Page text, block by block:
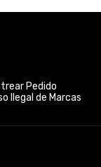
Pedido
Ilegal de Marcas